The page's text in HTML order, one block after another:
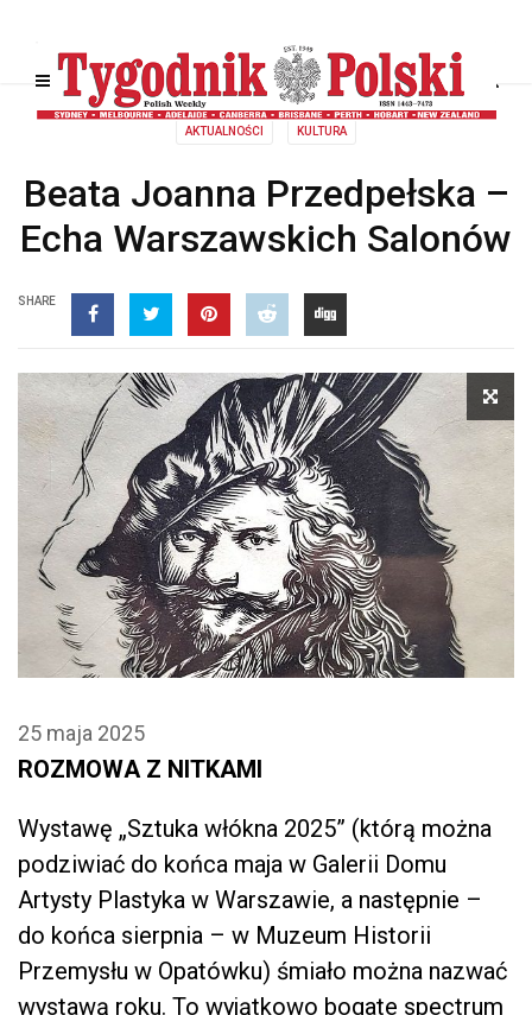
AKTUALNOŚCI KULTURA
Beata Joanna Przedpełska –
Echa Warszawskich Salonów
SHARE
25 maja 2025
ROZMOWA Z NITKAMI
Wystawę „Sztuka włókna 2025” (którą można
podziwiać do końca maja w Galerii Domu
Artysty Plastyka w Warszawie, a następnie –
do końca sierpnia – w Muzeum Historii
Przemysłu w Opatówku) śmiało można nazwać
wystawą roku. To wyjątkowo bogate spectrum